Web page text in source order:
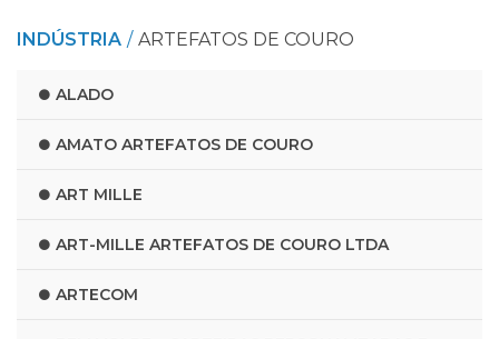
INDÚSTRIA ARTEFATOS DE COURO
ALADO
AMATO ARTEFATOS DE COURO
ART MILLE
ART-MILLE ARTEFATOS DE COURO LTDA
ARTECOM